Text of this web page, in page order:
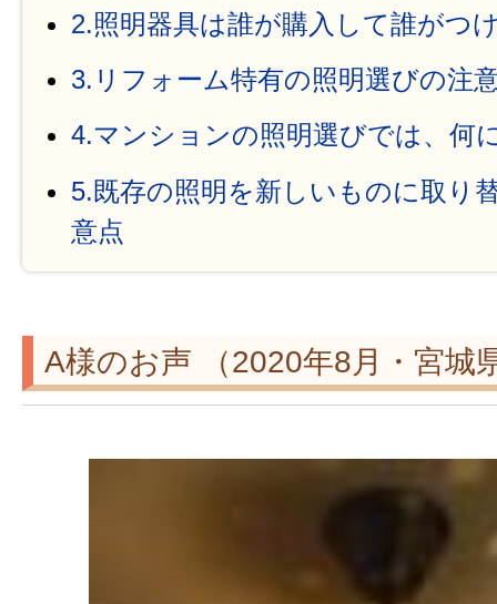
2.照明器具は誰が購入して誰がつ
3.リフォーム特有の照明選びの注
4.マンションの照明選びでは、何
5.既存の照明を新しいものに取り
意点
A様のお声 （2020年8月・宮城